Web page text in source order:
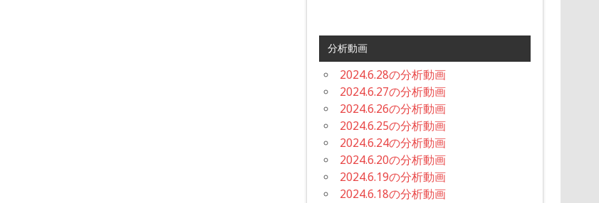
分析動画
2024.6.28の分析動画
2024.6.27の分析動画
2024.6.26の分析動画
2024.6.25の分析動画
2024.6.24の分析動画
2024.6.20の分析動画
2024.6.19の分析動画
2024.6.18の分析動画